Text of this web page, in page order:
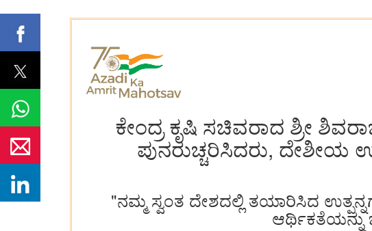
ಕೇಂದ್ರ ಕೃಷಿ ಸಚಿವರಾದ ಶ್ರೀ
ಪುನರುಚ್ಚರಿಸಿದರು, ದೇಶೀಯ
"ನಮ್ಮ ಸ್ವಂತ ದೇಶದಲ್ಲಿ ತಯಾರಿಸಿದ
ಆರ್ಥಿಕತೆಯನ್ನು